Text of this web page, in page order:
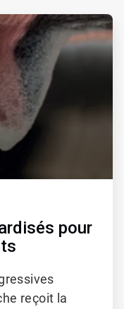
pour
reçoit la